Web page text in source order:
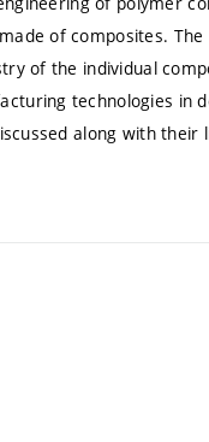
of composites.
of the individual
technologies in
along with their